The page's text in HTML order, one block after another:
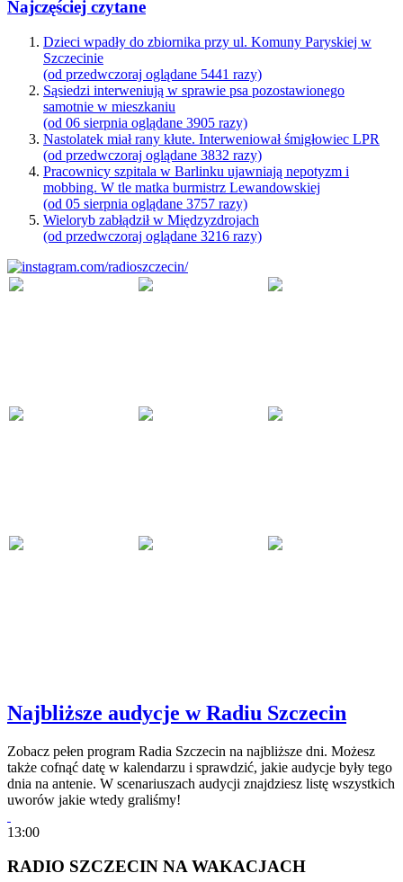
Najczęściej czytane
Dzieci wpadły do zbiornika przy ul. Komuny Paryskiej w
Szczecinie
(od przedwczoraj oglądane 5441 razy)
Sąsiedzi interweniują w sprawie psa pozostawionego
samotnie w mieszkaniu
(od 06 sierpnia oglądane 3905 razy)
Nastolatek miał rany kłute. Interweniował śmigłowiec LPR
(od przedwczoraj oglądane 3832 razy)
Pracownicy szpitala w Barlinku ujawniają nepotyzm i
mobbing. W tle matka burmistrz Lewandowskiej
(od 05 sierpnia oglądane 3757 razy)
Wieloryb zabłądził w Międzyzdrojach
(od przedwczoraj oglądane 3216 razy)
Najbliższe audycje w Radiu Szczecin
Zobacz pełen program Radia Szczecin na najbliższe dni. Możesz
także cofnąć datę w kalendarzu i sprawdzić, jakie audycje były tego
dnia na antenie. W scenariuszach audycji znajdziesz listę wszystkich
uworów jakie wtedy graliśmy!
13:00
RADIO SZCZECIN NA WAKACJACH